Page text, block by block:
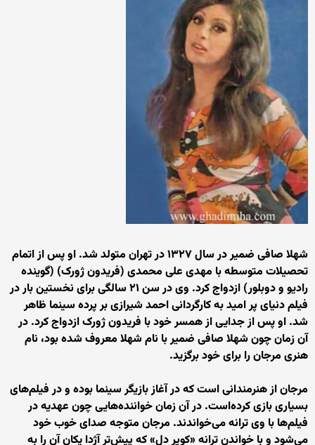
شهلا صافی ضمیر در سال ۱۳۲۷ در تهران متولد شد. او پس از اتمام
تحصیلات متوسطه با مهدی علی محمدی (فریدون ژورک) (گوینده
رادیو و دوبلور) ازدواج کرد. وی در سن ۲۱ سالگی برای نخستین بار در
فیلم دنیای پر امید به کارگردانی احمد شیرازی بر پرده سینما ظاهر
شد. او پس از جدایی از همسر خود با فریدون ژورک ازدواج کرد. در
آن زمان چون شهلا صافی ضمیر با نام شهلا معروف شده بود، نام
هنری مرجان را برای خود برگزید.
مرجان از هنرمندانی است که در آغاز بازیگر سینما بوده و در فیلم‌های
بسیاری بازی کرده‌است. در آن زمان خواننده‌هایی چون عهدیه در
فیلم‌ها با وی ترانه می‌خواندند. مرجان متوجه صدای خوب خود
می‌شود و با خواندن ترانه «کویر دل» که پیش‌تر آژدا پکان آن را به